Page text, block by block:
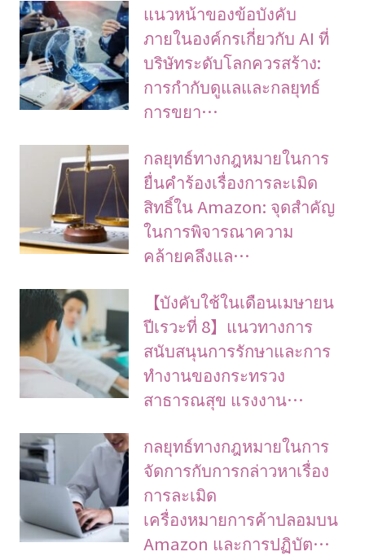
แนวหน้าของข้อบังคับ
ภายในองค์กรเกี่ยวกับ AI ที่
บริษัทระดับโลกควรสร้าง:
การกำกับดูแลและกลยุทธ์
การขยา…
กลยุทธ์ทางกฎหมายในการ
ยื่นคำร้องเรื่องการละเมิด
สิทธิ์ใน Amazon: จุดสำคัญ
ในการพิจารณาความ
คล้ายคลึงแล…
【บังคับใช้ในเดือนเมษายน
ปีเรวะที่ 8】แนวทางการ
สนับสนุนการรักษาและการ
ทำงานของกระทรวง
สาธารณสุข แรงงาน…
กลยุทธ์ทางกฎหมายในการ
จัดการกับการกล่าวหาเรื่อง
การละเมิด
เครื่องหมายการค้าปลอมบน
Amazon และการปฏิบัต…